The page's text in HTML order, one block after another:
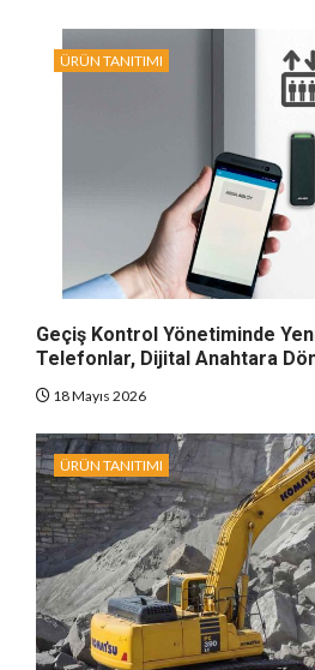
ÜRÜN TANITIMI
Geçiş Kontrol Yönetiminde
Telefonlar, Dijital Anahtara
18 Mayıs 2026
ÜRÜN TANITIMI